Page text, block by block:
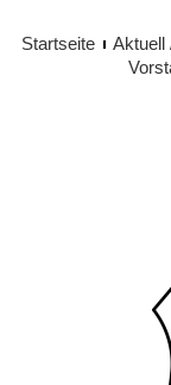
Startseite Aktuell